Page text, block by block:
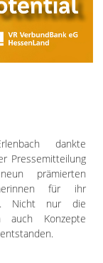
dankte
Pressemitteilung
prämierten
für ihr
Nicht nur die
auch Konzepte